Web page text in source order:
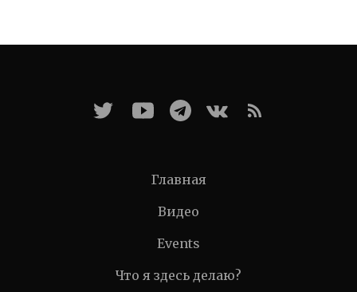
Главная
Видео
Events
Что я здесь делаю?